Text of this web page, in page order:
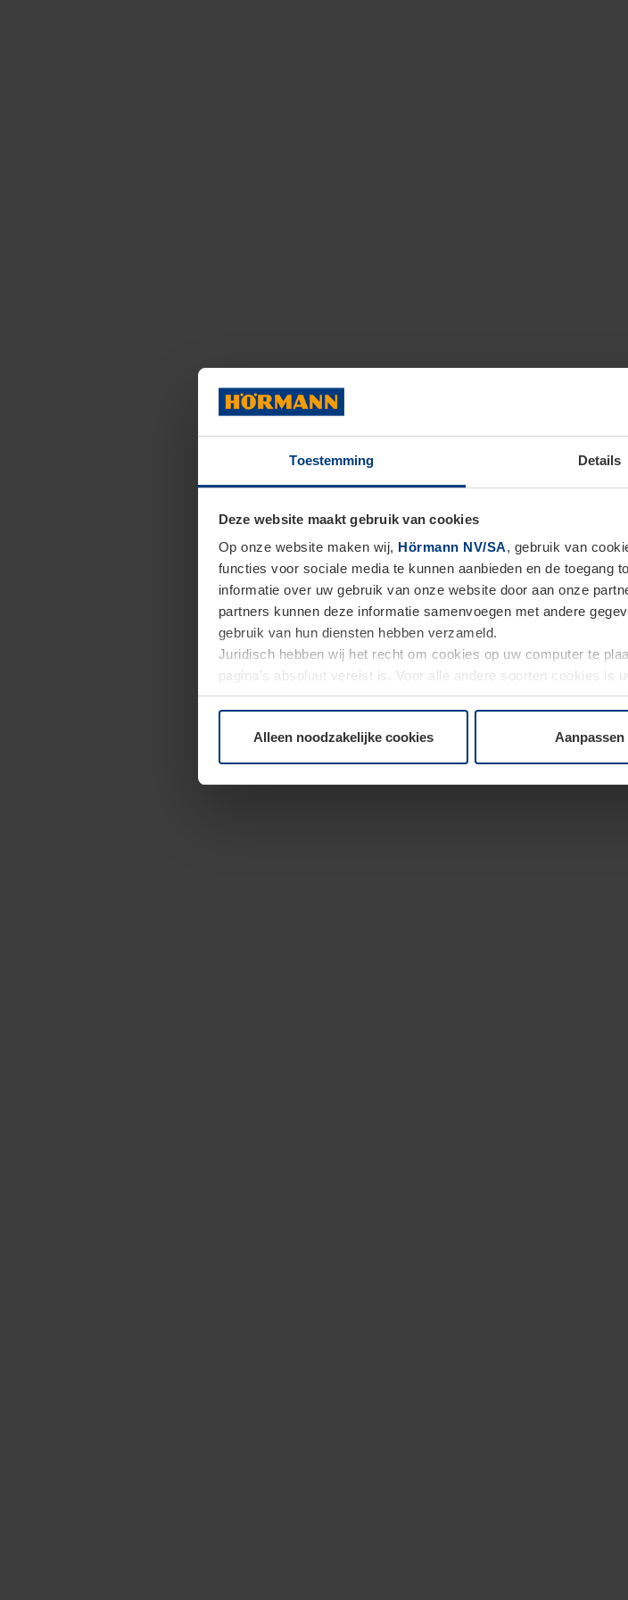
Toestemming Details
Deze website maakt gebruik van cookies
Op onze website maken wij, Hörmann NV/SA, gebruik van
functies voor sociale media te kunnen aanbieden en de toegang
informatie over uw gebruik van onze website door aan onze
partners kunnen deze informatie samenvoegen met andere
gebruik van hun diensten hebben verzameld.
Juridisch hebben wij het recht om cookies op uw computer te
pagina's absoluut vereist is. Voor alle andere soorten cookies is
moment bij de uitleg van de cookies op paginaPrivacyverklaring
Alleen noodzakelijke cookies Aanpassen